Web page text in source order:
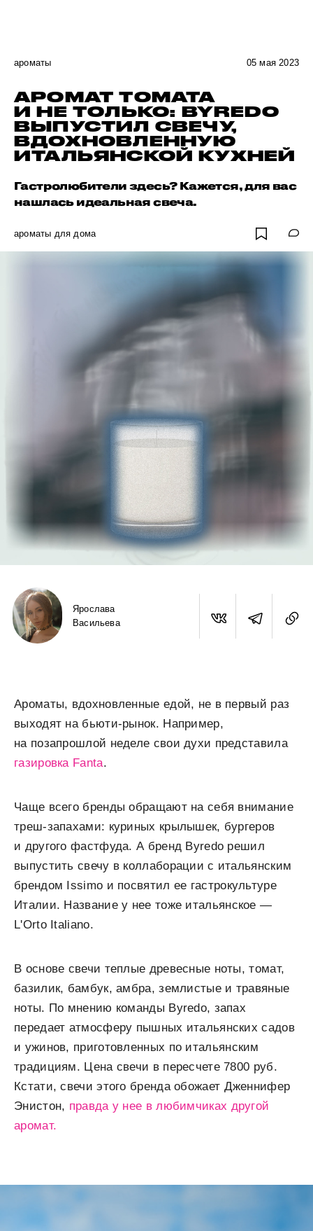
ароматы 05 мая 2023
АРОМАТ ТОМАТА
И НЕ ТОЛЬКО: BYREDO
ВЫПУСТИЛ СВЕЧУ,
ВДОХНОВЛЕННУЮ
ИТАЛЬЯНСКОЙ КУХНЕЙ
Гастролюбители здесь? Кажется, для вас
нашлась идеальная свеча.
ароматы для дома
Ярослава
Васильева
Ароматы, вдохновленные едой, не в первый раз
выходят на бьюти-рынок. Например,
на позапрошлой неделе свои духи представила
газировка Fanta.
Чаще всего бренды обращают на себя внимание
треш-запахами: куриных крылышек, бургеров
и другого фастфуда. А бренд Byredo решил
выпустить свечу в коллаборации с итальянским
брендом Issimo и посвятил ее гастрокультуре
Италии. Название у нее тоже итальянское —
L'Orto Italiano.
В основе свечи теплые древесные ноты, томат,
базилик, бамбук, амбра, землистые и травяные
ноты. По мнению команды Byredo, запах
передает атмосферу пышных итальянских садов
и ужинов, приготовленных по итальянским
традициям. Цена свечи в пересчете 7800 руб.
Кстати, свечи этого бренда обожает Дженнифер
Энистон, правда у нее в любимчиках другой
аромат.